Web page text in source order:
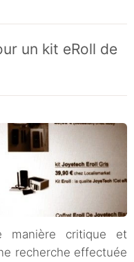
un kit eRoll de
manière critique et
recherche effectuée